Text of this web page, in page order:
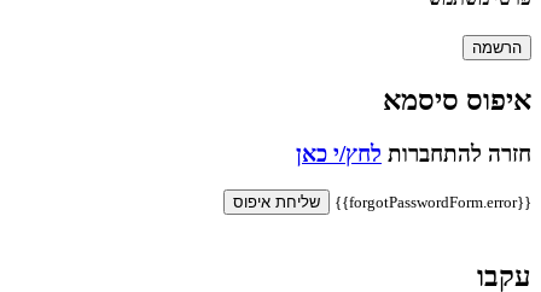
הרשמה
איפוס סיסמא
חזרה להתחברות לחץ/י כאן
{{forgotPasswordForm.error}} שליחת איפוס
עקבו